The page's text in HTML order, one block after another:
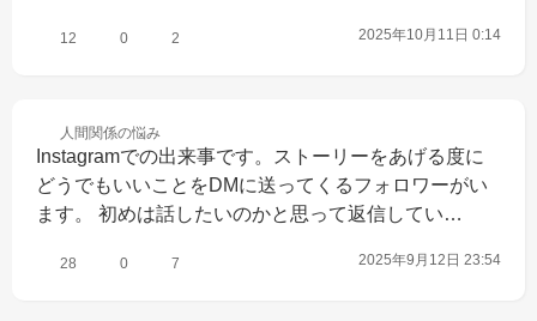
12 0 2 2025年10月11日 0:14
人間関係の悩み
Instagramでの出来事です。ストーリーをあげる度に
どうでもいいことをDMに送ってくるフォロワーがい
ます。 初めは話したいのかと思って返信してい…
28 0 7 2025年9月12日 23:54